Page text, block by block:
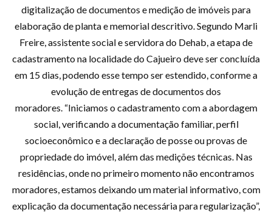
digitalização de documentos e medição de imóveis para
elaboração de planta e memorial descritivo. Segundo Marli
Freire, assistente social e servidora do Dehab, a etapa de
cadastramento na localidade do Cajueiro deve ser concluída
em 15 dias, podendo esse tempo ser estendido, conforme a
evolução de entregas de documentos dos
moradores. “Iniciamos o cadastramento com a abordagem
social, verificando a documentação familiar, perfil
socioeconômico e a declaração de posse ou provas de
propriedade do imóvel, além das medições técnicas. Nas
residências, onde no primeiro momento não encontramos
moradores, estamos deixando um material informativo, com
explicação da documentação necessária para regularização”,